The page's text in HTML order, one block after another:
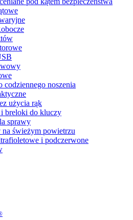
codziennego noszenia
użycia rąk
i breloki do kluczy
sprawy
na świeżym powietrzu
i podczerwone